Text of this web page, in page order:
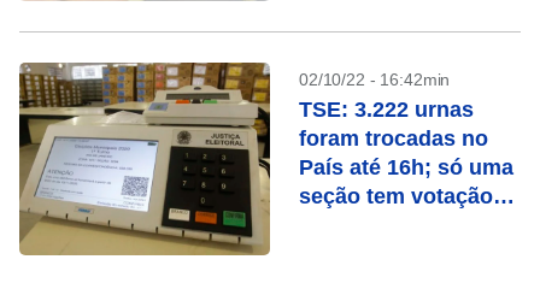
02/10/22 - 16:42min
TSE: 3.222 urnas
foram trocadas no
País até 16h; só uma
seção tem votação